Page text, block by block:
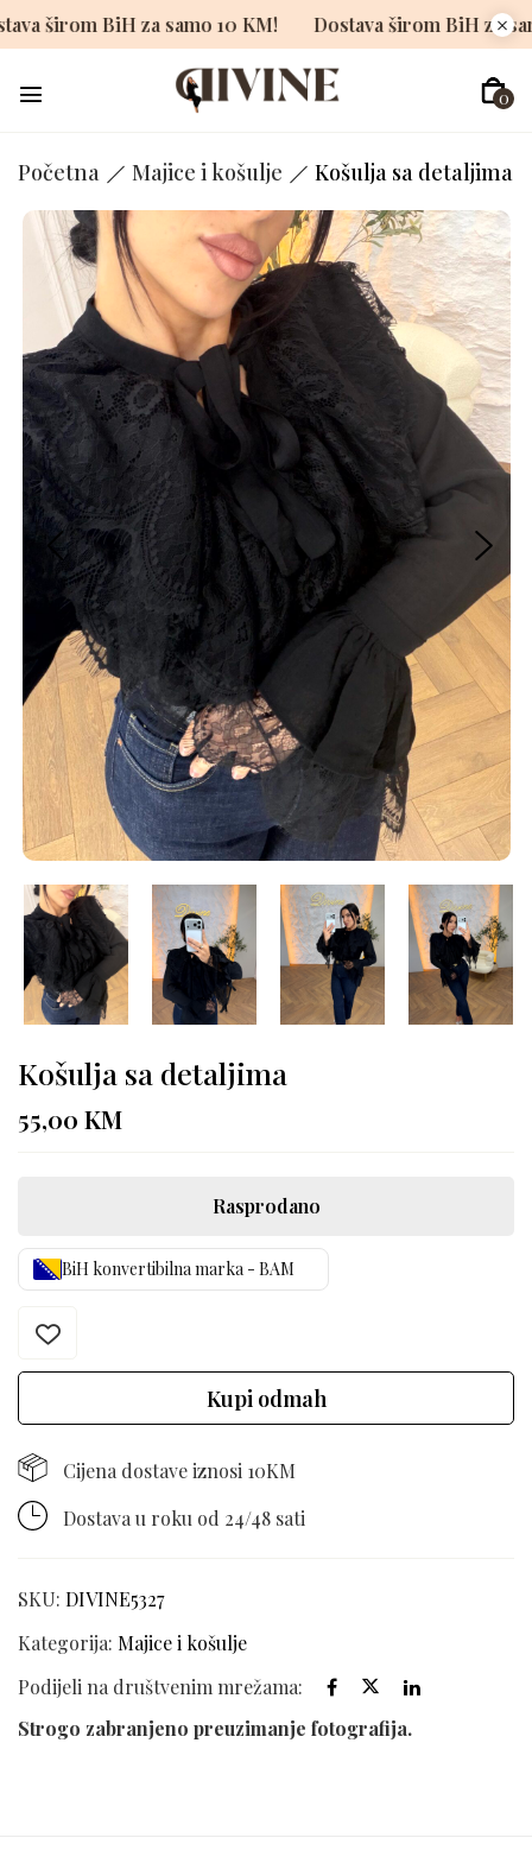
Dostava širom BiH za samo 10 KM! Dostava širom BiH
0
Početna Majice i košulje Košulja sa detaljima
Košulja sa detaljima
55,00 KM
Rasprodano
BiH konvertibilna marka - BAM
Kupi odmah
Cijena dostave iznosi 10KM
Dostava u roku od 24/48 sati
SKU: DIVINE5327
Kategorija: Majice i košulje
Podijeli na društvenim mrežama:
Strogo zabranjeno preuzimanje fotografija.